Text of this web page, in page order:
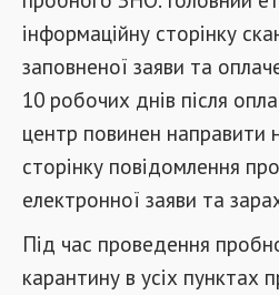
інформаційну сторінку
заповненої заяви та
10 робочих днів після
центр повинен направити
сторінку повідомлення
електронної заяви та
Під час проведення
карантину в усіх пунктах